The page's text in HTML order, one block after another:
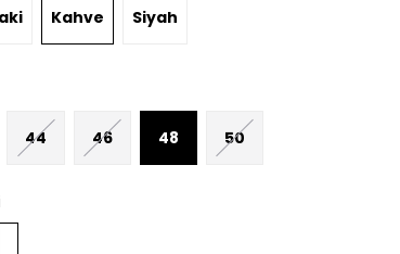
Kahve Siyah
44 46 48 50